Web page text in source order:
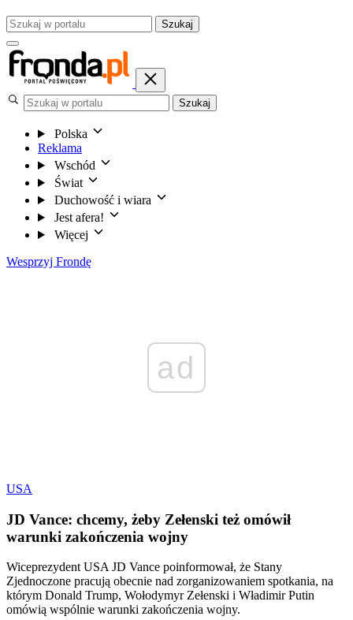
Szukaj
Szukaj
Polska
Reklama
Wschód
Świat
Duchowość i wiara
Jest afera!
Więcej
Wesprzyj Frondę
ad
USA
JD Vance: chcemy, żeby Zełenski też omówił
warunki zakończenia wojny
Wiceprezydent USA JD Vance poinformował, że Stany
Zjednoczone pracują obecnie nad zorganizowaniem spotkania, na
którym Donald Trump, Wołodymyr Zełenski i Władimir Putin
omówią wspólnie warunki zakończenia wojny.